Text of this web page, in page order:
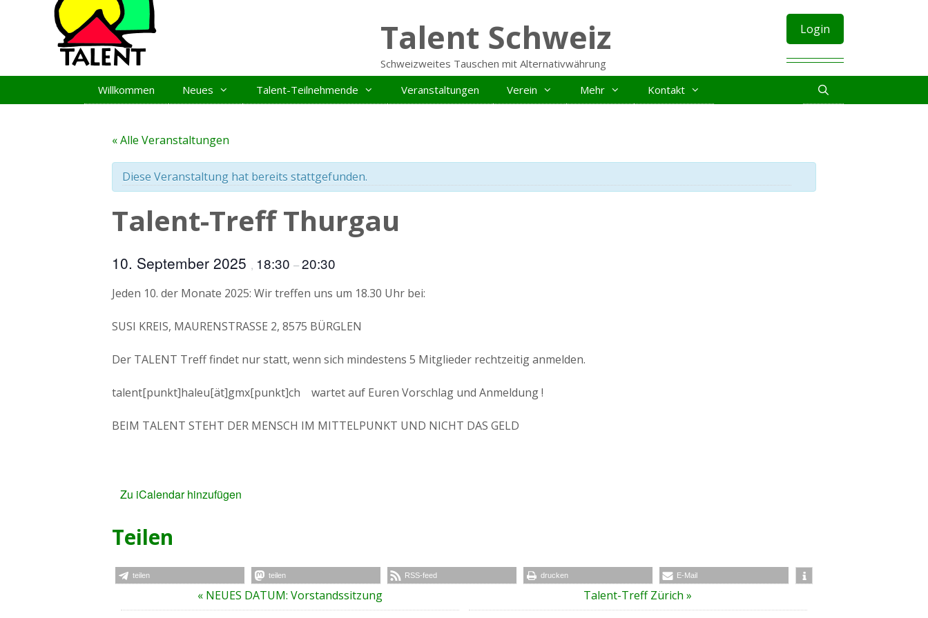
Login
Talent Schweiz
Schweizweites Tauschen mit Alternativwährung
Willkommen
Neues Talent-Teilnehmende Veranstaltungen Verein Mehr Kontakt
« Alle Veranstaltungen
Diese Veranstaltung hat bereits stattgefunden.
Talent-Treff Thurgau
10. September 2025 , 18:30 –20:30
Jeden 10. der Monate 2025: Wir treffen uns um 18.30 Uhr bei:
SUSI KREIS, MAURENSTRASSE 2, 8575 BÜRGLEN
Der TALENT Treff findet nur statt, wenn sich mindestens 5 Mitglieder rechtzeitig anmelden.
talent[punkt]haleu[ät]gmx[punkt]ch wartet auf Euren Vorschlag und Anmeldung !
BEIM TALENT STEHT DER MENSCH IM MITTELPUNKT UND NICHT DAS GELD
Zu iCalendar hinzufügen
Teilen
teilen teilen RSS-feed drucken E-Mail
« NEUES DATUM: Vorstandssitzung Talent-Treff Zürich»